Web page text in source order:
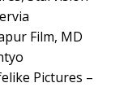
Film, MD
Pictures –